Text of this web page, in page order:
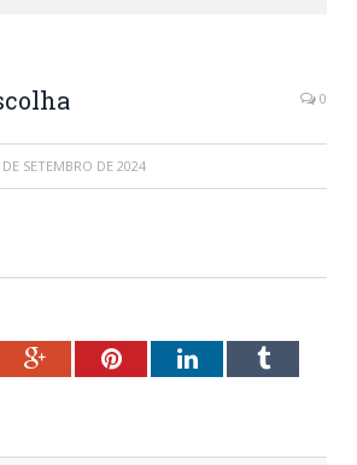
0
SETEMBRO DE 2024
Google+PinterestLinkedInTumblr